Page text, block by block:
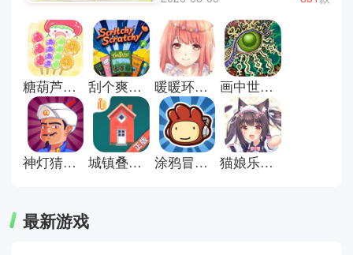
放松。小编为大家精选了几款热门
休闲游戏：旅行青蛙、开心消消
乐、糖果传奇。休闲游戏不仅让你
打发时间，还能带来成就感和小小
的惊喜。立即下载休闲游戏合集，
让轻松有趣的游戏陪伴你的每一
天，放松心情，享受片刻欢乐!
糖葫芦达人最新版 刮个爽游戏正式版 暖暖环游世界安卓版 画中世界手机版
神灯猜人名官方正版 城镇叠叠乐正版 涂鸦冒险家安卓版 猫娘乐园galgame游戏
最新游戏